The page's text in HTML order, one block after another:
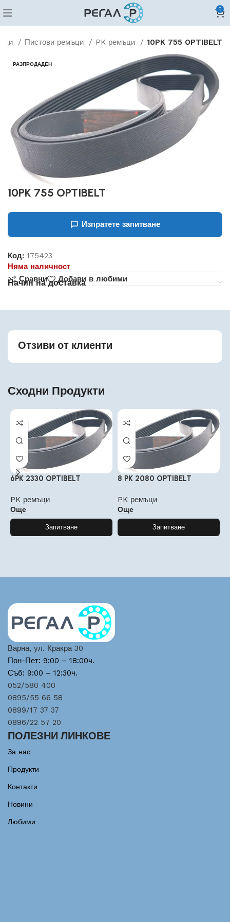
0
Пистови ремъци PK ремъци 10PK 755 OPTIBELT
РАЗПРОДАДЕН
10PK 755 OPTIBELT
Изпратете запитване
Код:175423
Няма наличност
Сравни
Добави в любими
Начин на доставка
Отзиви от клиенти
Сходни Продукти
6PK 2330 OPTIBELT
PK ремъци
Още
Запитване
8 PK 2080 OPTIBELT
PK ремъци
Още
Запитване
Варна, ул. Кракра 30
Пон-Пет: 9:00 – 18:00ч.
Съб: 9:00 – 12:30ч.
052/580 400
0895/55 66 58
0899/17 37 37
0896/22 57 20
ПОЛЕЗНИ ЛИНКОВЕ
За нас
Продукти
Контакти
Новини
Любими